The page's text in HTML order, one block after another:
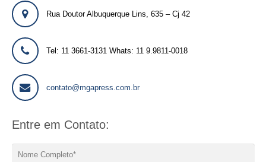
Rua Doutor Albuquerque Lins, 635 – Cj 42
Tel: 11 3661-3131 Whats: 11 9.9811-0018
contato@mgapress.com.br
Entre em Contato: